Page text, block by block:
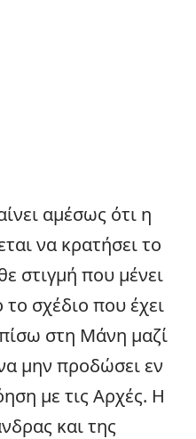
αμέσως ότι η
να κρατήσει το
στιγμή που μένει
το σχέδιο που έχει
στη Μάνη μαζί
μην προδώσει εν
με τις Αρχές. Η
και της